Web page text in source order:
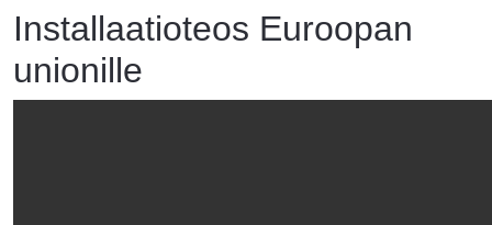
Installaatioteos Euroopan
unionille